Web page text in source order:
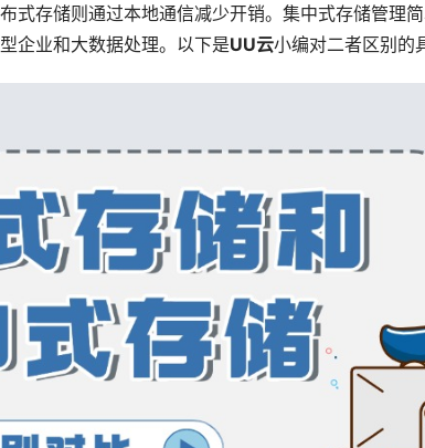
式存储则通过本地通信减少开销。集中式存储管理
企业和大数据处理。以下是UU云小编对二者区别的